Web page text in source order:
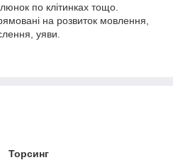
по клітинках тощо.
на розвиток мовлення,
уяви.
Торсинг